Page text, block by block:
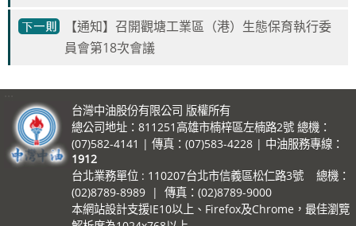
【通知】召開觀塘工業區（港）生態保育執行委
員會第18次會議
台灣中油股份有限公司 版權所有
總公司地址：811251高雄市楠梓區左楠路2號 總機：
(07)582-4141 | 傳真：(07)583-4228 | 中油服務專線：
1912
台北業務單位 : 110207台北市信義區松仁路3號 總機：
(02)8789-8989 | 傳真：(02)8789-9000
本網站設計支援IE10以上、Firefox及Chrome，最佳瀏覽